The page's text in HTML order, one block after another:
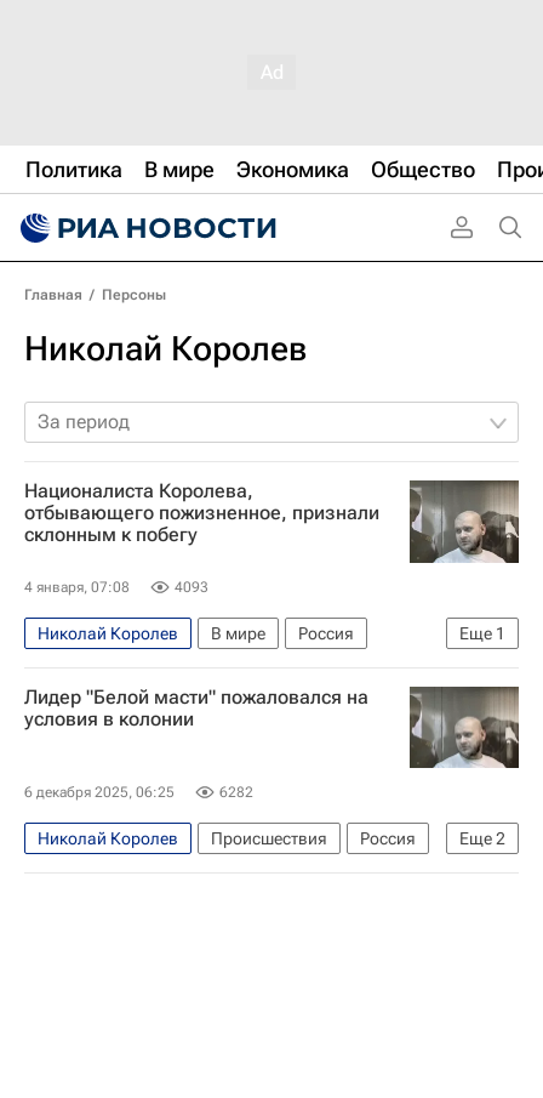
Политика В мире Экономика Общество
Главная / Персоны
Николай Королев
За период
Националиста Королева,
отбывающего пожизненное, признали
склонным к побегу
4 января, 07:08 4093
Еще 1
Николай Королев В мире
Россия
Москва
Лидер "Белой масти" пожаловался на
условия в колонии
6 декабря 2025, 06:25 6282
Еще2
Николай Королев Происшествия
Россия
Москва